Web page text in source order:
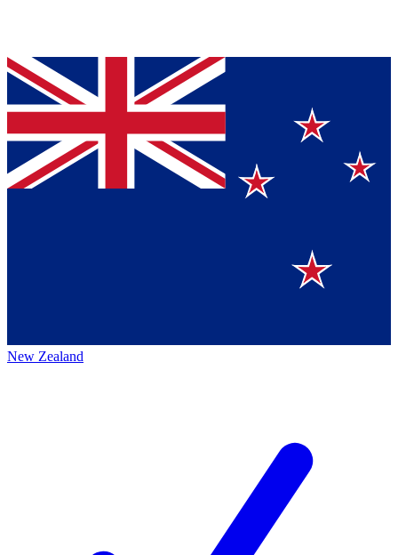
New Zealand